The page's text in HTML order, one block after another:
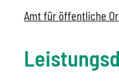
Amt für öffentliche